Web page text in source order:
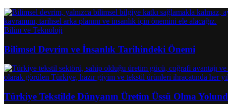
Bilim ve Teknoloji
Bilimsel Devrim ve İnsanlık Tarihindeki Önemi
Türkiye Tekstilde Dünyanın Üretim Üssü Olma